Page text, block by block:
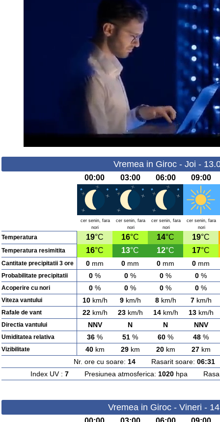
Vremea in Giroc - Joi -
00:00 03:00 06:00 09:00
cer senin, fara
nori
cer senin, fara
nori
cer senin, fara
nori
cer senin, fara
nori
Temperatura 19°C 16°C 14°C 19°C
Temperatura resimitita 16°C 13°C 12°C 17°C
Cantitate precipitatii 3 ore 0 mm 0 mm 0 mm 0 mm
Probabilitate precipitatii 0 % 0 % 0 % 0 %
Acoperire cu nori 0 % 0 % 0 % 0 %
Viteza vantului 10km/h 9km/h 8km/h 7km/h
Rafale de vant 22km/h 23km/h 14km/h 13km/h
Directia vantului NNV N N NNV
Umiditatea relativa 36 % 51 % 60 % 48 %
Vizibilitate 40km 29km 20km 27km
Nr. ore cu soare: 14Rasarit soare: 06:31
Index UV : 7Presiunea atmosferica: 1020hpa
Vremea in Giroc - Vineri -